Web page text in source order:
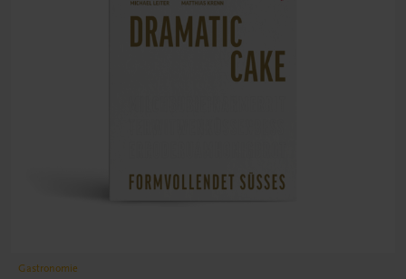
Gastronomie